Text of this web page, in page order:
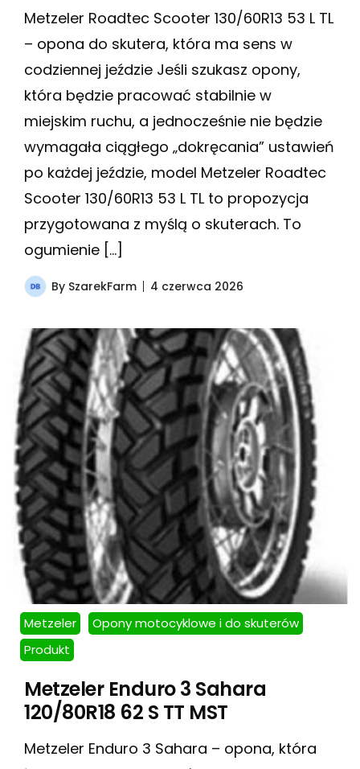
Metzeler Roadtec Scooter 130/60R13 53 L TL
– opona do skutera, która ma sens w
codziennej jeździe Jeśli szukasz opony,
która będzie pracować stabilnie w
miejskim ruchu, a jednocześnie nie będzie
wymagała ciągłego „dokręcania” ustawień
po każdej jeździe, model Metzeler Roadtec
Scooter 130/60R13 53 L TL to propozycja
przygotowana z myślą o skuterach. To
ogumienie […]
By SzarekFarm 4 czerwca 2026
Metzeler
Opony motocyklowe i do skuterów
Produkt
Metzeler Enduro 3 Sahara
120/80R18 62 S TT MST
Metzeler Enduro 3 Sahara – opona, która